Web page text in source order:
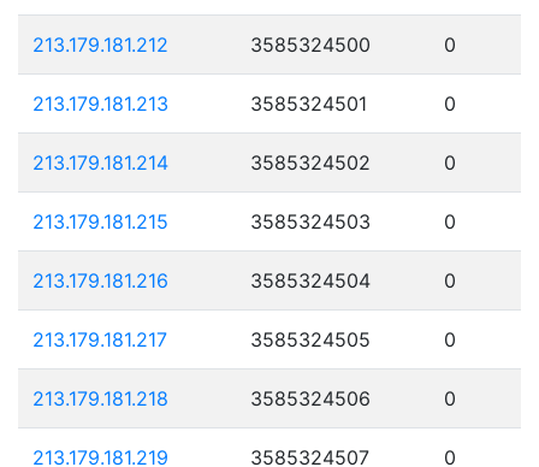
213.179.181.212 3585324500 0
213.179.181.213 3585324501 0
213.179.181.214 3585324502 0
213.179.181.215 3585324503 0
213.179.181.216 3585324504 0
213.179.181.217 3585324505 0
213.179.181.218 3585324506 0
213.179.181.219 3585324507 0